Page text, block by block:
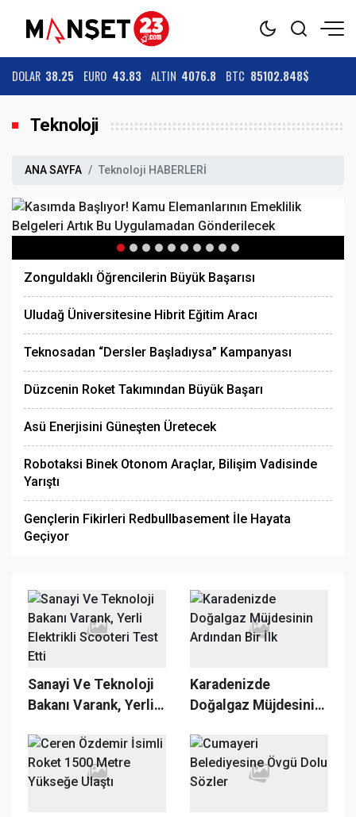
DOLAR 38.25 EURO 43.83 ALTIN 4076.8 BTC 85102.848$
Teknoloji
ANA SAYFA Teknoloji HABERLERİ
Zonguldaklı Öğrencilerin Büyük Başarısı
Uludağ Üniversitesine Hibrit Eğitim Aracı
Teknosadan “Dersler Başladıysa” Kampanyası
Düzcenin Roket Takımından Büyük Başarı
Asü Enerjisini Güneşten Üretecek
Robotaksi Binek Otonom Araçlar, Bilişim Vadisinde
Yarıştı
Gençlerin Fikirleri Redbullbasement İle Hayata
Geçiyor
Sanayi Ve Teknoloji
Bakanı Varank, Yerli
Test Etti
Karadenizde
Doğalgaz Müjdesinin